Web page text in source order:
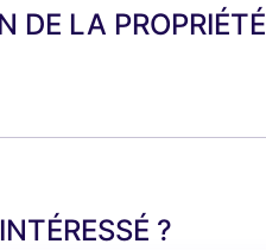
DE LA PROPRIÉTÉ
?